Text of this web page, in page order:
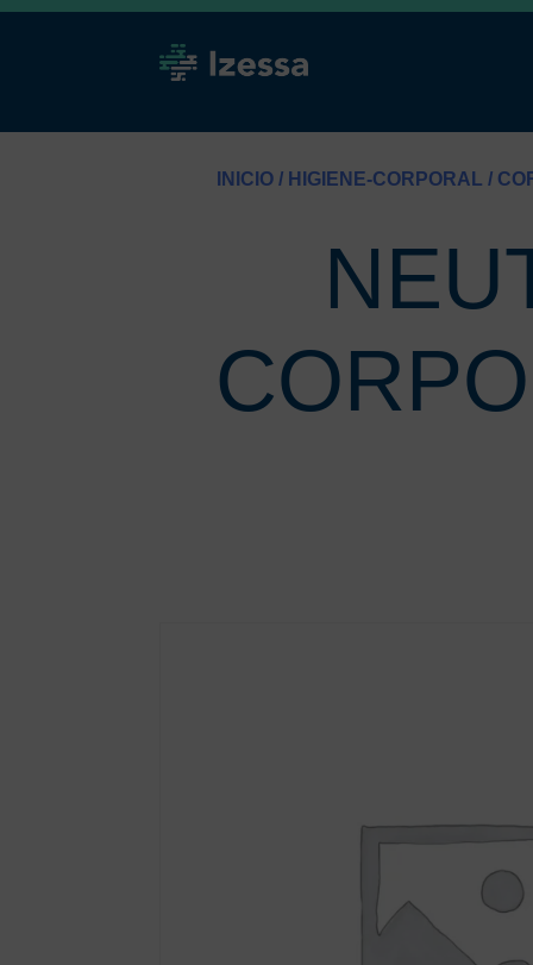
INICIO/ HIGIENE-CORPORAL /